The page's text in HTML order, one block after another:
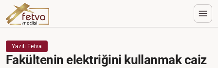
Yazılı Fetva
Fakültenin elektriğini kullanmak caiz